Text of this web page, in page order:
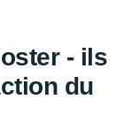
- ils
du